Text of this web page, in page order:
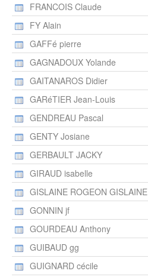
FRANCOIS Claude
FY Alain
GAFFé pierre
GAGNADOUX Yolande
GAITANAROS Didier
GARéTIER Jean-Louis
GENDREAU Pascal
GENTY Josiane
GERBAULT JACKY
GIRAUD isabelle
GISLAINE ROGEON GISLAINE
GONNIN jf
GOURDEAU Anthony
GUIBAUD gg
GUIGNARD cécile